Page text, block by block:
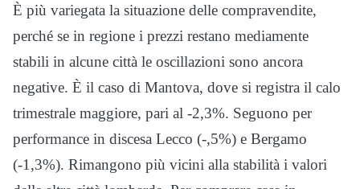
È più variegata la situazione delle compravendite,
perché se in regione i prezzi restano mediamente
stabili in alcune città le oscillazioni sono ancora
negative. È il caso di Mantova, dove si registra il calo
trimestrale maggiore, pari al -2,3%. Seguono per
performance in discesa Lecco (-,5%) e Bergamo
(-1,3%). Rimangono più vicini alla stabilità i valori